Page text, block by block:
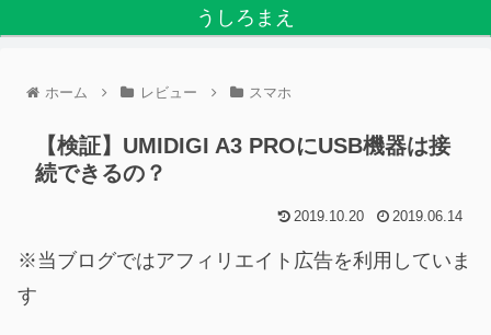
うしろまえ
ホーム レビュー スマホ
【検証】UMIDIGI A3 PROにUSB機器は接
続できるの？
2019.10.20 2019.06.14
※当ブログではアフィリエイト広告を利用していま
す